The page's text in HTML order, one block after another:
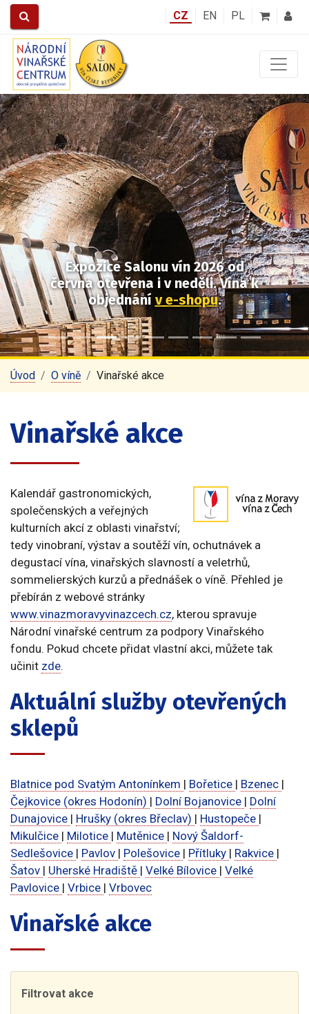
CZ EN PL
Expozice Salonu vín 2026od
června otevřena i v neděli.Vína k
objednání v e-shopu.
Předchozí Další
Úvod O víně Vinařské akce
Vinařské akce
Kalendář gastronomických,
společenských a veřejných
kulturních akcí z oblasti vinařství;
tedy vinobraní, výstav a soutěží vín, ochutnávek a
degustací vína, vinařských slavností a veletrhů,
sommelierských kurzů a přednášek o víně. Přehled je
přebírán z webové stránky
www.vinazmoravyvinazcech.cz, kterou spravuje
Národní vinařské centrum za podpory Vinařského
fondu. Pokud chcete přidat vlastní akci, můžete tak
učinit zde.
Aktuální služby otevřených
sklepů
Blatnice pod Svatým Antonínkem | Bořetice | Bzenec |
Čejkovice (okres Hodonín) | Dolní Bojanovice | Dolní
Dunajovice | Hrušky (okres Břeclav) | Hustopeče |
Mikulčice | Milotice | Mutěnice | Nový Šaldorf-
Sedlešovice | Pavlov | Polešovice | Přítluky | Rakvice |
Šatov | Uherské Hradiště | Velké Bílovice | Velké
Pavlovice | Vrbice | Vrbovec
Vinařské akce
Filtrovat akce